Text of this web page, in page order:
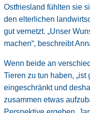
Ostfriesland fühlten sie
den elterlichen
gut vernetzt. „Unser
machen“, beschreibt
Wenn beide an
Tieren zu tun haben,
eingeschränkt und
zusammen etwas